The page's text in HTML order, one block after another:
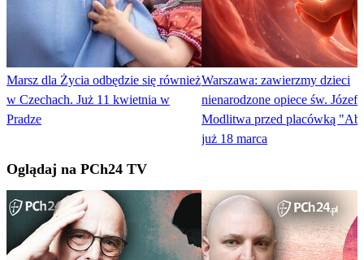
Marsz dla Życia odbędzie się również
w Czechach. Już 11 kwietnia w
Pradze
Warszawa: zawierzmy dzieci
nienarodzone opiece św.
Modlitwa przed placówką
już 18 marca
Oglądaj na PCh24 TV